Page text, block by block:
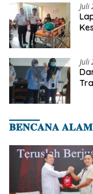
Juli
Juli
𝐁𝐄𝐍𝐂𝐀𝐍𝐀 𝐀𝐋𝐀𝐌